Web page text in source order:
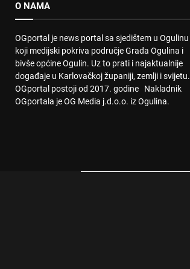
O NAMA
OGportal je news portal sa sjedištem u Ogulinu
koji medijski pokriva područje Grada Ogulina i
bivše općine Ogulin. Uz to prati i najaktualnije
događaje u Karlovačkoj županiji, zemlji i svijetu.
OGportal postoji od 2017. godine Nakladnik
OGportala je OG Media j.d.o.o. iz Ogulina.